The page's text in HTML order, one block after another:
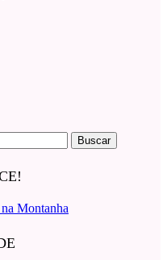
Montanha